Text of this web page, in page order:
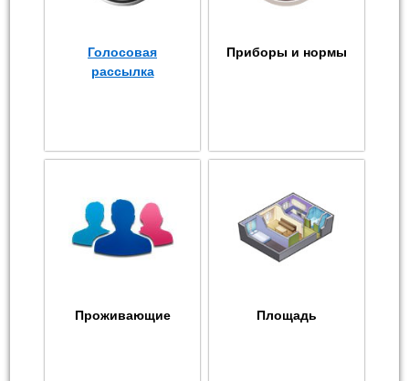
Голосовая
рассылка
Приборы и нормы
Проживающие Площадь